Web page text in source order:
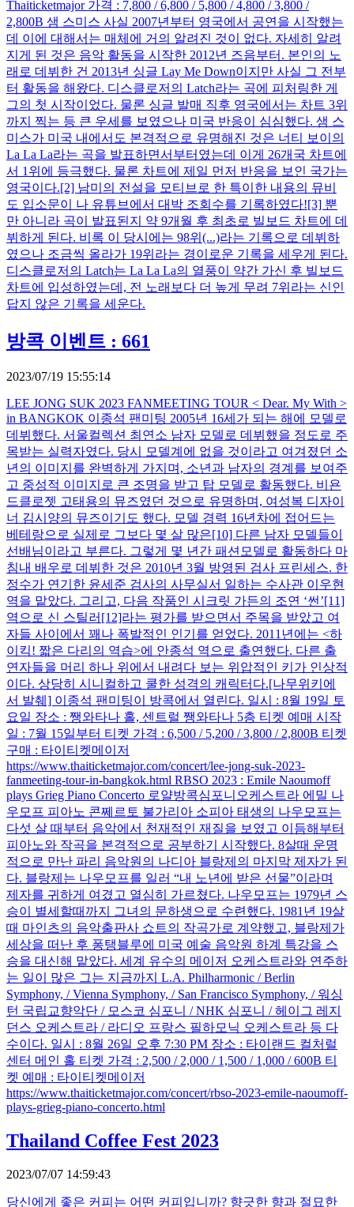
Thaiticketmajor 가격 : 7,800 / 6,800 / 5,800 / 4,800 / 3,800 /
2,800B 샘 스미스 사실 2007년부터 영국에서 공연을 시작했는
데 이에 대해서는 매체에 거의 알려진 것이 없다. 자세히 알려
지게 된 것은 음악 활동을 시작한 2012년 즈음부터. 본인의 노
래로 데뷔한 건 2013년 싱글 Lay Me Down이지만 사실 그 전부
터 활동을 해왔다. 디스클로저의 Latch라는 곡에 피처링한 게
그의 첫 시작이었다. 물론 싱글 발매 직후 영국에서는 차트 3위
까지 찍는 등 큰 우세를 보였으나 미국 반응이 심심했다. 샘 스
미스가 미국 내에서도 본격적으로 유명해진 것은 너티 보이의
La La La라는 곡을 발표하면서부터였는데 이게 26개국 차트에
서 1위에 등극했다. 물론 차트에 제일 먼저 반응을 보인 국가는
영국이다.[2] 남미의 전설을 모티브로 한 특이한 내용의 뮤비
도 입소문이 나 유튜브에서 대박 조회수를 기록하였다![3] 뿐
만 아니라 곡이 발표된지 약 9개월 후 최초로 빌보드 차트에 데
뷔하게 된다. 비록 이 당시에는 98위(...)라는 기록으로 데뷔하
였으나 조금씩 올라가 19위라는 경이로운 기록을 세우게 된다.
디스클로저의 Latch는 La La La의 열풍이 약간 가신 후 빌보드
차트에 입성하였는데, 전 노래보다 더 높게 무려 7위라는 신인
답지 않은 기록을 세운다.
방콕 이벤트 : 661
2023/07/19 15:55:14
LEE JONG SUK 2023 FANMEETING TOUR < Dear. My With >
in BANGKOK 이종석 팬미팅 2005년 16세가 되는 해에 모델로
데뷔했다. 서울컬렉션 최연소 남자 모델로 데뷔했을 정도로 주
목받는 실력자였다. 당시 모델계에 없을 것이라고 여겨졌던 소
년의 이미지를 완벽하게 가지며, 소년과 남자의 경계를 보여주
고 중성적 이미지로 큰 조명을 받고 탑 모델로 활동했다. 비욘
드클로젯 고태용의 뮤즈였던 것으로 유명하며, 여성복 디자이
너 김시양의 뮤즈이기도 했다. 모델 경력 16년차에 접어드는
베테랑으로 실제로 그보다 몇 살 많은[10] 다른 남자 모델들이
선배님이라고 부른다. 그렇게 몇 년간 패션모델로 활동하다 마
침내 배우로 데뷔한 것은 2010년 3월 방영된 검사 프린세스. 한
정수가 연기한 윤세준 검사의 사무실서 일하는 수사관 이우현
역을 맡았다. 그리고, 다음 작품인 시크릿 가든의 조연 ‘썬’[11]
역으로 신 스틸러[12]라는 평가를 받으면서 주목을 받았고 여
자들 사이에서 꽤나 폭발적인 인기를 얻었다. 2011년에는 <하
이킥! 짧은 다리의 역습>에 안종석 역으로 출연했다. 다른 출
연자들을 머리 하나 위에서 내려다 보는 위압적인 키가 인상적
이다. 상당히 시니컬하고 쿨한 성격의 캐릭터다.[나무위키에
서 발췌] 이종석 팬미팅이 방콕에서 열린다. 일시 : 8월 19일 토
요일 장소 : 쨍와타나 홀, 센트럴 쨍와타나 5층 티켓 예매 시작
일 : 7월 15일부터 티켓 가격 : 6,500 / 5,200 / 3,800 / 2,800B 티켓
구매 : 타이티켓메이저
https://www.thaiticketmajor.com/concert/lee-jong-suk-2023-
fanmeeting-tour-in-bangkok.html RBSO 2023 : Emile Naoumoff
plays Grieg Piano Concerto 로얄방콕심포니오케스트라 에밀 나
우모프 피아노 콘쩨르토 불가리아 소피아 태생의 나우모프는
다섯 살 때부터 음악에서 천재적인 재질을 보였고 이듬해부터
피아노와 작곡을 본격적으로 공부하기 시작했다. 8살때 운명
적으로 만난 파리 음악원의 나디아 블랑제의 마지막 제자가 된
다. 블랑제는 나우모프를 일러 “내 노년에 받은 선물”이라며
제자를 귀하게 여겼고 열심히 가르쳤다. 나우모프는 1979년 스
승이 별세할때까지 그녀의 문하생으로 수련했다. 1981년 19살
때 마인츠의 음악출판사 쇼트의 작곡가로 계약했고, 블랑제가
세상을 떠난 후 퐁탱블루에 미국 예술 음악원 하계 특강을 스
승을 대신해 맡았다. 세계 유수의 메이저 오케스트라와 연주하
는 일이 많은 그는 지금까지 L.A. Philharmonic / Berlin
Symphony, / Vienna Symphony, / San Francisco Symphony, / 워싱
턴 국립교향악단 / 모스코 심포니 / NHK 심포니 / 헤이그 레지
던스 오케스트라 / 라디오 프랑스 필하모닉 오케스트라 등 다
수이다. 일시 : 8월 26일 오후 7:30 PM 장소 : 타이랜드 컬처럴
센터 메인 홀 티켓 가격 : 2,500 / 2,000 / 1,500 / 1,000 / 600B 티
켓 예매 : 타이티켓메이저
https://www.thaiticketmajor.com/concert/rbso-2023-emile-naoumoff-
plays-grieg-piano-concerto.html
Thailand Coffee Fest 2023
2023/07/07 14:59:43
당신에게 좋은 커피는 어떤 커피입니까? 향긋한 향과 절묘한